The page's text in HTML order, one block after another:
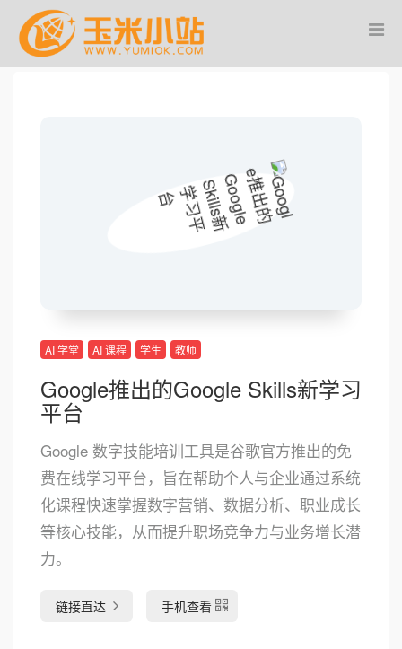
AI 学堂 AI 课程 学生 教师
Google推出的Google Skills新学习
平台
Google 数字技能培训工具是谷歌官方推出的免
费在线学习平台，旨在帮助个人与企业通过系统
化课程快速掌握数字营销、数据分析、职业成长
等核心技能，从而提升职场竞争力与业务增长潜
力。
链接直达 手机查看